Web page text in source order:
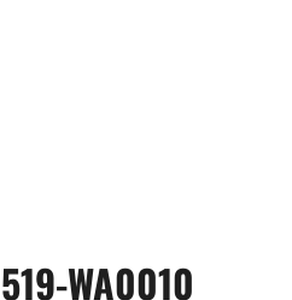
WA0010